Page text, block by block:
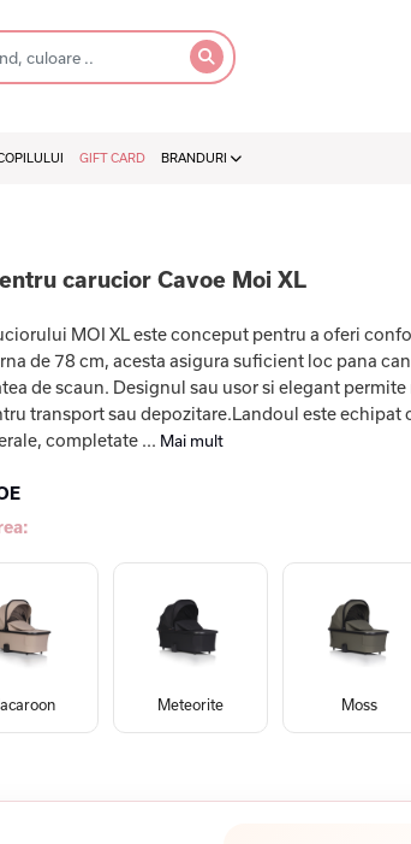
GIFT CARD BRANDURI
carucior Cavoe Moi XL
MOI XL este conceput pentru a oferi
de 78 cm, acesta asigura suficient loc pana
de scaun. Designul sau usor si elegant
transport sau depozitare.Landoul este echipat
completate ... Mai mult
Meteorite Moss